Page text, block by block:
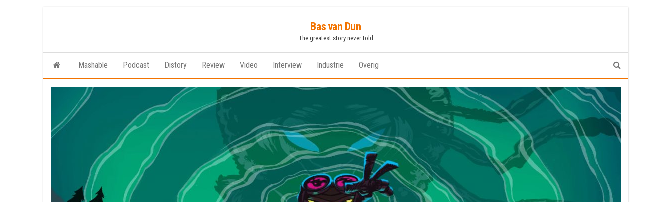
inhoud
Bas van Dun
The greatest story never told
Mashable Podcast Distory Review Video Interview Industrie Overig